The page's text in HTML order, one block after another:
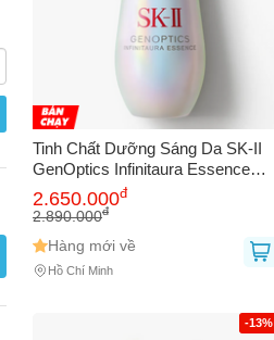
Tinh Chất Dưỡng Sáng Da SK-II
GenOptics Infinitaura Essence
50ml Chính Hãng - Sáng Da, Cung
Cấp Độ Ẩm, Phục Hồi Da Yếu
2.650.000đ
2.890.000đ
Hàng mới về
Hồ Chí Minh
-13%